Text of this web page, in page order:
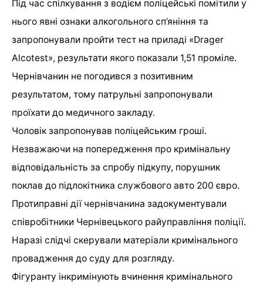
Під час спілкування з водієм поліцейські помітили у
нього явні ознаки алкогольного сп’яніння та
запропонували пройти тест на приладі «Drager
Alcotest», результати якого показали 1,51 проміле.
Чернівчанин не погодився з позитивним
результатом, тому патрульні запропонували
проїхати до медичного закладу.
Чоловік запропонував поліцейським гроші.
Незважаючи на попередження про кримінальну
відповідальність за спробу підкупу, порушник
поклав до підлокітника службового авто 200 євро.
Протиправні дії чернівчанина задокументували
співробітники Чернівецького райуправління поліції.
Наразі слідчі скерували матеріали кримінального
провадження до суду для розгляду.
Фігуранту інкримінують вчинення кримінального